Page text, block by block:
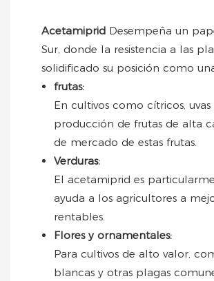
Acetamiprid Desempeña un
Sur, donde la resistencia a las
solidificado su posición como
frutas:
En cultivos como cítricos,
producción de frutas de alta
de mercado de estas frutas.
Verduras:
El acetamiprid es
ayuda a los agricultores a
rentables.
Flores y ornamentales:
Para cultivos de alto valor,
blancas y otras plagas